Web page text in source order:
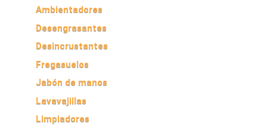
Ambientadores
Desengrasantes
Desincrustantes
Fregasuelos
Jabón de manos
Lavavajillas
Limpiadores